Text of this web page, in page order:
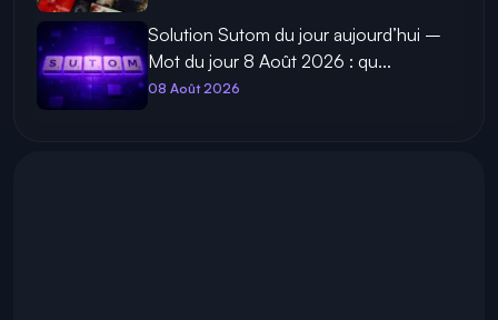
Solution Sutom du jour aujourd’hui –
Mot du jour 8 Août 2026 : qu...
08 Août 2026